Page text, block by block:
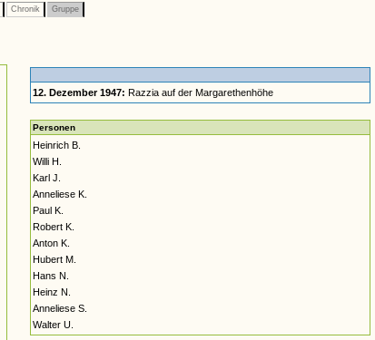
Chronik Gruppe
12. Dezember 1947: Razzia auf der Margarethenhöhe
Personen
Heinrich B.
Willi H.
Karl J.
Anneliese K.
Paul K.
Robert K.
Anton K.
Hubert M.
Hans N.
Heinz N.
Anneliese S.
Walter U.